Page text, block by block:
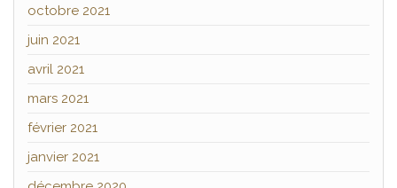
octobre 2021
juin 2021
avril 2021
mars 2021
février 2021
janvier 2021